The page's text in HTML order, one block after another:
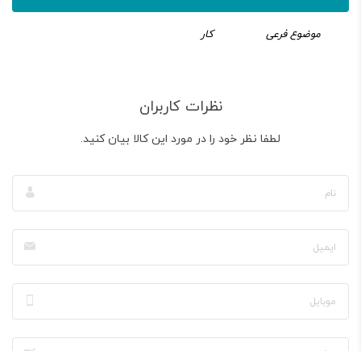
موضوع فرعی کار
نظرات کاربران
لطفا نظر خود را در مورد این کالا بیان کنید.